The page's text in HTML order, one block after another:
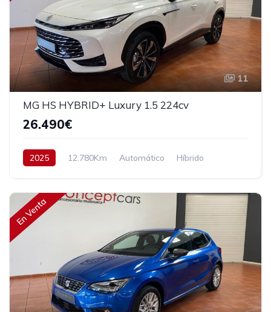
11
MG HS HYBRID+ Luxury 1.5 224cv
26.490€
2025 12.780Km Automático
Híbrido
En Venta